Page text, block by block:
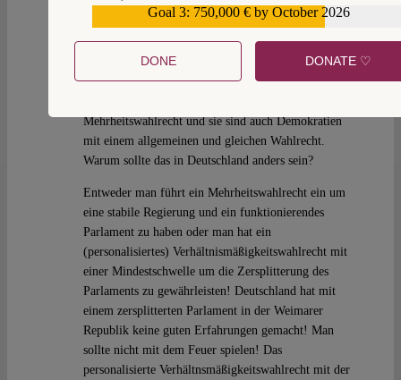
verfassungsgemäß bei dem bis zu 49% der Stimmen
unberücksichtigt bleiben würden. Warum sollten
dann das jetzige Wahlrecht nicht verfassungsgemäß
sein bei dem allenfalls 15% der Stimmen nicht
berücksichtigt werden? In anderen Ländern wie
Mehrheitswahlrecht und sie sind auch Demokratien
mit einem allgemeinen und gleichen Wahlrecht.
Warum sollte das in Deutschland anders sein?
Entweder man führt ein Mehrheitswahlrecht ein um
eine stabile Regierung und ein funktionierendes
Parlament zu haben oder man hat ein
(personalisiertes) Verhältnismäßigkeitswahlrecht mit
einer Mindestschwelle um die Zersplitterung des
Parlaments zu gewährleisten! Deutschland hat mit
einem zersplitterten Parlament in der Weimarer
Republik keine guten Erfahrungen gemacht! Man
sollte nicht mit dem Feuer spielen! Das
personalisierte Verhältnsmäßigkeitswahlrecht mit der
Goal 3: 750,000 € by October 2026
DONE DONATE ♡